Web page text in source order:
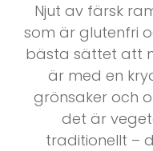
Njut av färsk
som är glutenfri
bästa sättet att
är med en
grönsaker och
det är
traditionellt –